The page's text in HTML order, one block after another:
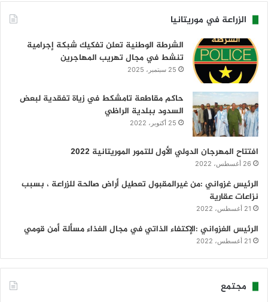
الزراعة في موريتانيا
الشرطة الوطنية تعلن تفكيك شبكة إجرامية
تنشط في مجال تهريب المهاجرين
25 سبتمبر، 2025
حاكم مقاطعة تامشكط في زياة تفقدية لبعض
السدود ببلدية الراظي
25 أكتوبر، 2022
افتتاح المهرجان الدولي الأول للتمور الموريتانية 2022
26 أغسطس، 2022
الرئيس غزواني :من غيرالمقبول تعطيل أراض صالحة للزراعة ، بسبب
نزاعات عقارية
21 أغسطس، 2022
الرئيس الغزواني :الإكتفاء الذاتي في مجال الغذاء مسألة أمن قومي
21 أغسطس، 2022
مجتمع